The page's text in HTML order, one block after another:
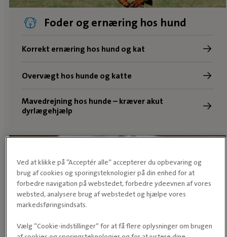
Foder og ernæring hos hund
Korrekt ernæring hos hund og kat
Overvægt hos hunde og katte
Mavedrejning hos hunde – kræver akut
dyrlægehjælp
Ved at klikke på “Acceptér alle” accepterer du opbevaring og
brug af cookies og sporingsteknologier på din enhed for at
forbedre navigation på webstedet, forbedre ydeevnen af vores
websted, analysere brug af webstedet og hjælpe vores
markedsføringsindsats.
Vælg “Cookie-indstillinger” for at få flere oplysninger om brugen